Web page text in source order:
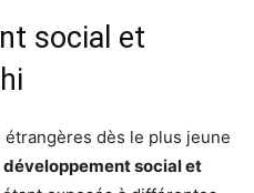
social et
étrangères dès le plus jeune
développement social et